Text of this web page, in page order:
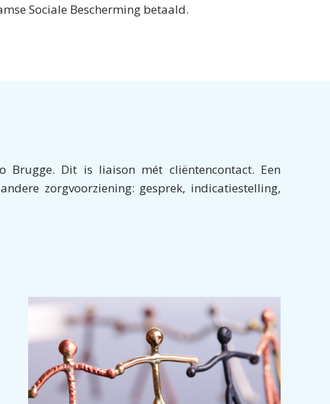
Sociale Bescherming betaald.
Brugge. Dit is liaison mét cliëntencontact. Een
zorgvoorziening: gesprek, indicatiestelling,